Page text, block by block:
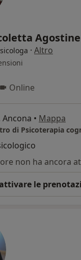
· Altro
Online
Ancona • Mappa
di Psicoterapia
le